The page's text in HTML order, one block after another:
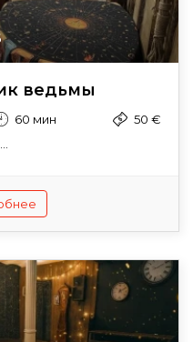
ведьмы
60 мин
50 €